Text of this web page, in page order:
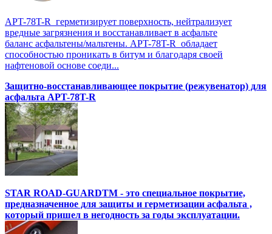
APT-78T-R герметизирует поверхность, нейтрализует
вредные загрязнения и восстанавливает в асфальте
баланс асфальтены/мальтены. APT-78T-R обладает
способностью проникать в битум и благодаря своей
нафтеновой основе соеди...
Защитно-восстанавливающее покрытие (режувенатор) для
асфальта APT-78T-R
STAR ROAD-GUARDTM - это специальное покрытие,
предназначенное для защиты и герметизации асфальта ,
который пришел в негодность за годы эксплуатации.